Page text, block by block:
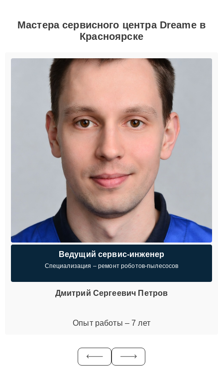
Мастера сервисного центра Dreame в
Красноярске
Ведущий сервис-инженер
Специализация – ремонт роботов-пылесосов
Дмитрий Сергеевич Петров
Опыт работы – 7 лет